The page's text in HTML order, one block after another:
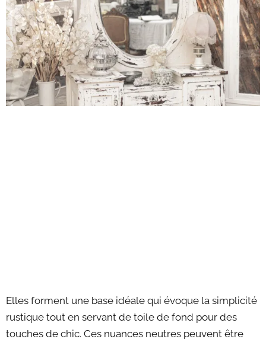
Elles forment une base idéale qui évoque la simplicité
rustique tout en servant de toile de fond pour des
touches de chic. Ces nuances neutres peuvent être